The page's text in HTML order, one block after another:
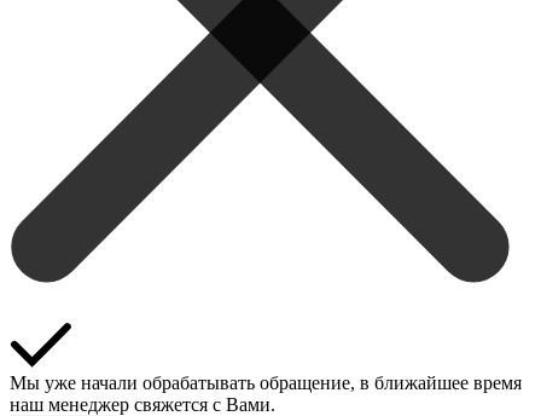
Мы уже начали обрабатывать обращение, в ближайшее время
наш менеджер свяжется с Вами.